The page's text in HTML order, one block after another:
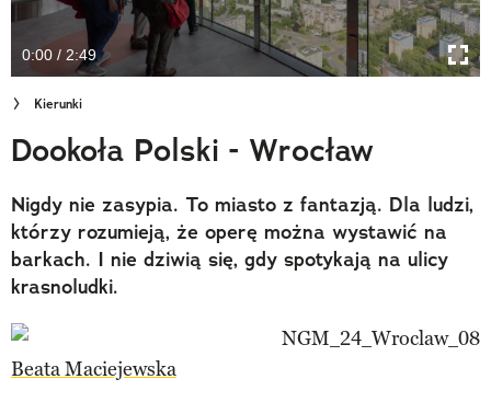
Newsletter
Cuda Polski
Wielki Konkurs Fotograficzny
Trendbook Podróżniczy
Polecane
0:00 / 2:49
Kierunki
Dookoła Polski - Wrocław
Nigdy nie zasypia. To miasto z fantazją. Dla ludzi,
którzy rozumieją, że operę można wystawić na
barkach. I nie dziwią się, gdy spotykają na ulicy
krasnoludki.
Beata Maciejewska